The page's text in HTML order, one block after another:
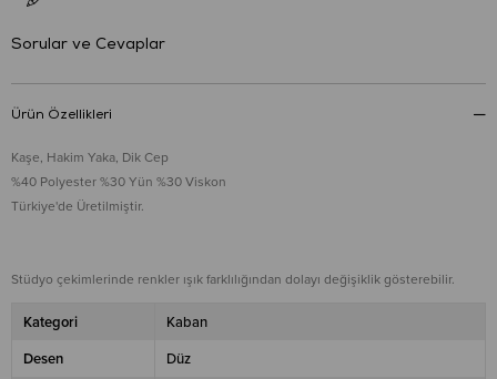
Sorular ve Cevaplar
Ürün Özellikleri
Kaşe, Hakim Yaka, Dik Cep
%40 Polyester %30 Yün %30 Viskon
Türkiye'de Üretilmiştir.
Stüdyo çekimlerinde renkler ışık farklılığından dolayı değişiklik gösterebilir.
Kategori Kaban
Desen Düz